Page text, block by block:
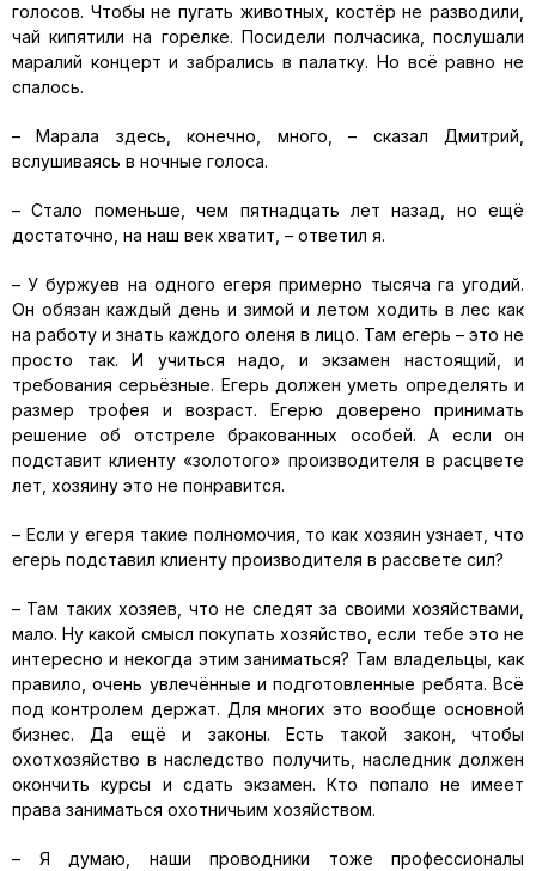
голосов. Чтобы не пугать животных, костёр не разводили,
чай кипятили на горелке. Посидели полчасика, послушали
маралий концерт и забрались в палатку. Но всё равно не
спалось.
– Марала здесь, конечно, много, – сказал Дмитрий,
вслушиваясь в ночные голоса.
– Стало поменьше, чем пятнадцать лет назад, но ещё
достаточно, на наш век хватит, – ответил я.
– У буржуев на одного егеря примерно тысяча га угодий.
Он обязан каждый день и зимой и летом ходить в лес как
на работу и знать каждого оленя в лицо. Там егерь – это не
просто так. И учиться надо, и экзамен настоящий, и
требования серьёзные. Егерь должен уметь определять и
размер трофея и возраст. Егерю доверено принимать
решение об отстреле бракованных особей. А если он
подставит клиенту «золотого» производителя в расцвете
лет, хозяину это не понравится.
– Если у егеря такие полномочия, то как хозяин узнает, что
егерь подставил клиенту производителя в рассвете сил?
– Там таких хозяев, что не следят за своими хозяйствами,
мало. Ну какой смысл покупать хозяйство, если тебе это не
интересно и некогда этим заниматься? Там владельцы, как
правило, очень увлечённые и подготовленные ребята. Всё
под контролем держат. Для многих это вообще основной
бизнес. Да ещё и законы. Есть такой закон, чтобы
охотхозяйство в наследство получить, наследник должен
окончить курсы и сдать экзамен. Кто попало не имеет
права заниматься охотничьим хозяйством.
– Я думаю, наши проводники тоже профессионалы